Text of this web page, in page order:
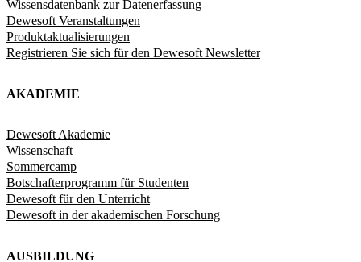
Wissensdatenbank zur Datenerfassung
Dewesoft Veranstaltungen
Produktaktualisierungen
Registrieren Sie sich für den Dewesoft Newsletter
AKADEMIE
Dewesoft Akademie
Wissenschaft
Sommercamp
Botschafterprogramm für Studenten
Dewesoft für den Unterricht
Dewesoft in der akademischen Forschung
AUSBILDUNG